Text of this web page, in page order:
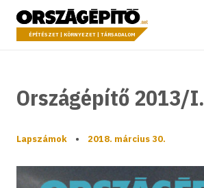
a tartalomhoz
Országépítő
ÉPÍTÉSZET | KÖRNYEZET | TÁRSADALOM
Országépítő 2013/I.
Lapszámok • 2018. március 30.